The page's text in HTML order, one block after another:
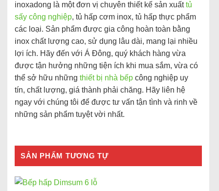
inoxadong là một đơn vị chuyên thiết kế sản xuấttủ
sấy công nghiệp, tủ hấp cơm inox, tủ hấp thực phẩm
các loại. Sản phẩm được gia công hoàn toàn bằng
inox chất lượng cao, sử dụng lâu dài, mang lại nhiều
lợi ích. Hãy đến với Á Đông, quý khách hàng vừa
được tận hưởng những tiện ích khi mua sắm, vừa có
thể sở hữu những thiết bị nhà bếp công nghiệp uy
tín, chất lượng, giá thành phải chăng. Hãy liên hệ
ngay với chúng tôi để được tư vấn tận tình và rinh về
những sản phẩm tuyệt vời nhất.
SẢN PHẨM TƯƠNG TỰ